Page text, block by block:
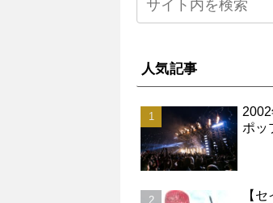
人気記事
ポッ
【